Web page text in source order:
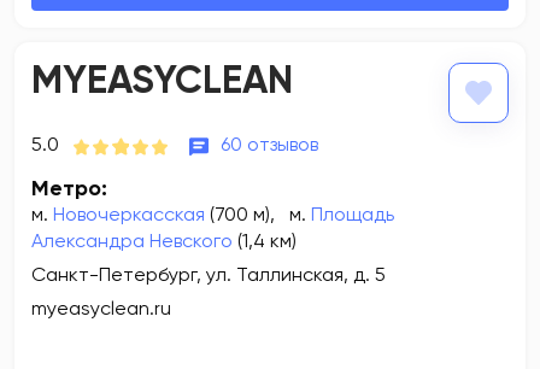
MYEASYCLEAN
5.0 60 отзывов
Метро:
м. Новочеркасская (700 м), м.
Площадь
Александра Невского (1,4 км)
Санкт-Петербург, ул. Таллинская, д. 5
myeasyclean.ru